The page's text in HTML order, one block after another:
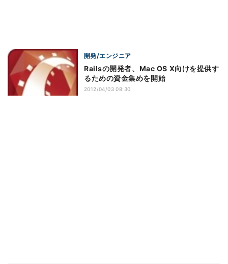
開発/エンジニア
Railsの開発者、Mac OS X向けを提供す
るための資金集めを開始
2012/04/03 08:30